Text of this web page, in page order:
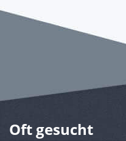
Oft gesucht